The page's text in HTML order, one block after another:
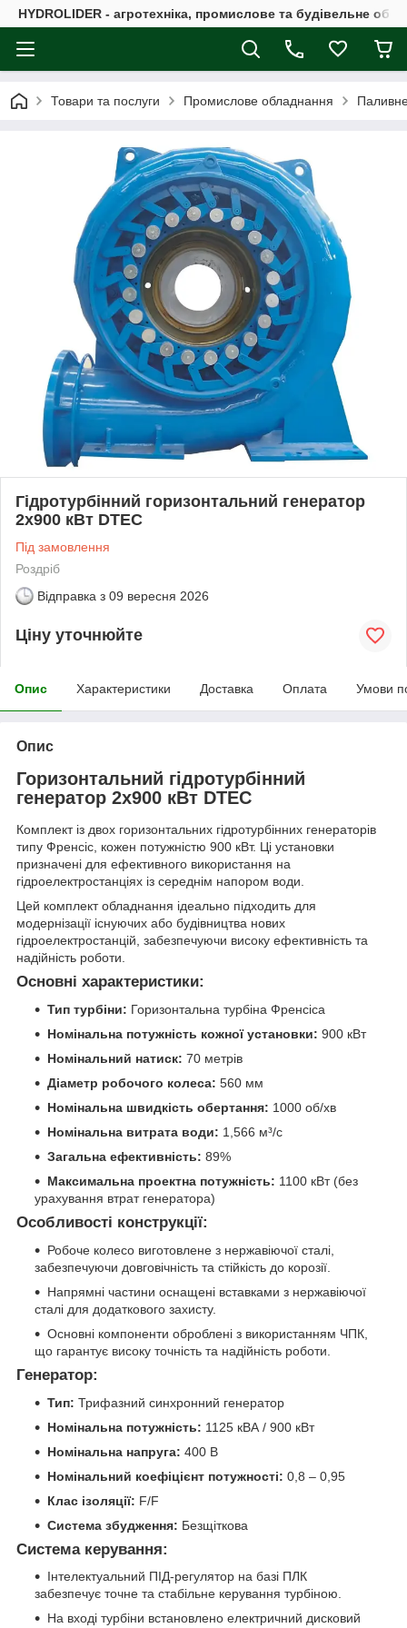
HYDROLIDER - агротехніка, промислове та будівельне
Товари та послуги Промислове обладнання
Гідротурбінний горизонтальний генератор
2x900 кВт DTEC
Під замовлення
Роздріб
Відправка з 09 вересня 2026
Ціну уточнюйте
Опис Характеристики Доставка Оплата Умови
Опис
Горизонтальний гідротурбінний
генератор 2x900 кВт DTEC
Комплект із двох горизонтальних гідротурбінних генераторів
типу Френсіс, кожен потужністю 900 кВт. Ці установки
призначені для ефективного використання на
гідроелектростанціях із середнім напором води.
Цей комплект обладнання ідеально підходить для
модернізації існуючих або будівництва нових
гідроелектростанцій, забезпечуючи високу ефективність та
надійність роботи.
Основні характеристики:
Тип турбіни: Горизонтальна турбіна Френсіса
Номінальна потужність кожної установки: 900 кВт
Номінальний натиск: 70 метрів
Діаметр робочого колеса: 560 мм
Номінальна швидкість обертання: 1000 об/хв
Номінальна витрата води: 1,566 м³/с
Загальна ефективність: 89%
Максимальна проектна потужність: 1100 кВт (без
урахування втрат генератора)
Особливості конструкції:
Робоче колесо виготовлене з нержавіючої сталі,
забезпечуючи довговічність та стійкість до корозії.
Напрямні частини оснащені вставками з нержавіючої
сталі для додаткового захисту.
Основні компоненти оброблені з використанням ЧПК,
що гарантує високу точність та надійність роботи.
Генератор:
Тип: Трифазний синхронний генератор
Номінальна потужність: 1125 кВА / 900 кВт
Номінальна напруга: 400 В
Номінальний коефіцієнт потужності: 0,8 – 0,95
Клас ізоляції: F/F
Система збудження: Безщіткова
Система керування:
Інтелектуальний ПІД-регулятор на базі ПЛК
забезпечує точне та стабільне керування турбіною.
На вході турбіни встановлено електричний дисковий